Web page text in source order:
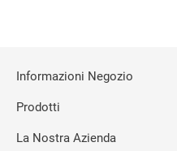
Informazioni Negozio
Prodotti
La Nostra Azienda